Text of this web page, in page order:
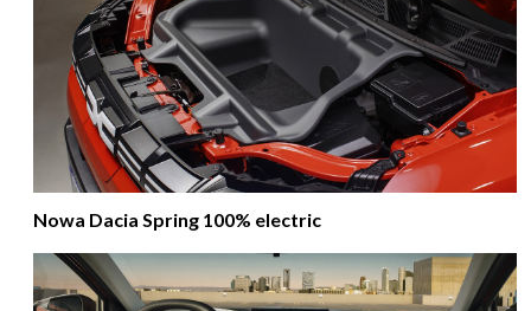
Nowa Dacia Spring 100% electric